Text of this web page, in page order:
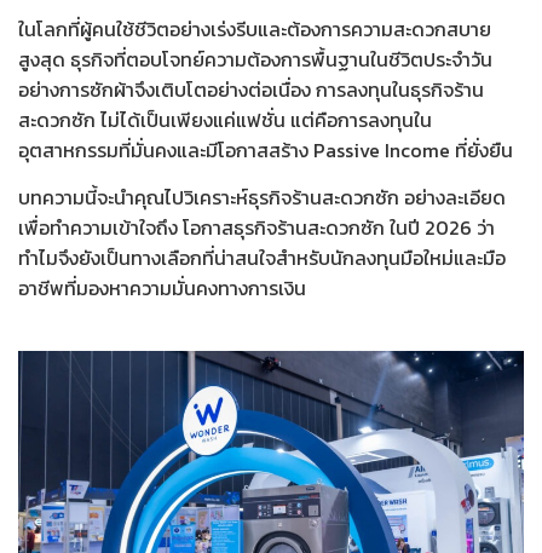
ในโลกที่ผู้คนใช้ชีวิตอย่างเร่งรีบและต้องการความสะดวกสบาย
สูงสุด ธุรกิจที่ตอบโจทย์ความต้องการพื้นฐานในชีวิตประจำวัน
อย่างการซักผ้าจึงเติบโตอย่างต่อเนื่อง การลงทุนในธุรกิจร้าน
สะดวกซัก ไม่ได้เป็นเพียงแค่แฟชั่น แต่คือการลงทุนใน
อุตสาหกรรมที่มั่นคงและมีโอกาสสร้าง Passive Income ที่ยั่งยืน
บทความนี้จะนำคุณไปวิเคราะห์ธุรกิจร้านสะดวกซัก อย่างละเอียด
เพื่อทำความเข้าใจถึงโอกาสธุรกิจร้านสะดวกซัก ในปี 2026 ว่า
ทำไมจึงยังเป็นทางเลือกที่น่าสนใจสำหรับนักลงทุนมือใหม่และมือ
อาชีพที่มองหาความมั่นคงทางการเงิน